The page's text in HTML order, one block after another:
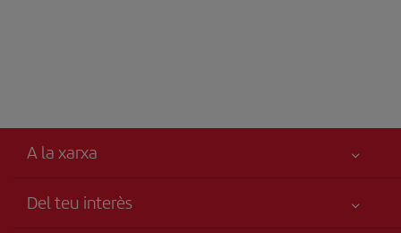
A la xarxa
Del teu interès